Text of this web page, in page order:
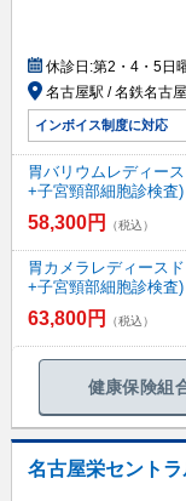
休診日:第2・4・5日
名古屋駅 / 名鉄名古
インボイス制度に対応
胃バリウムレディー
+子宮頸部細胞診検査)
58,300円 （税込）
胃カメラレディース
+子宮頸部細胞診検査)
63,800円 （税込）
健康保険組
名古屋栄セント